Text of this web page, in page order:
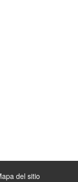
del sitio